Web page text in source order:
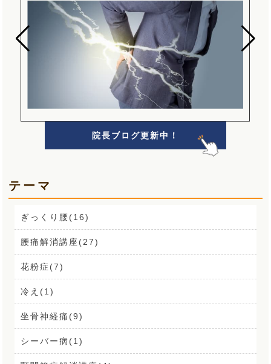
院長ブログ更新中！
テーマ
ぎっくり腰(16)
腰痛解消講座(27)
花粉症(7)
冷え(1)
坐骨神経痛(9)
シーバー病(1)